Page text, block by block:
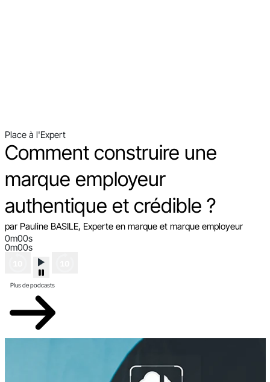
Place à l'Expert
Comment construire une
marque employeur
authentique et crédible ?
par Pauline BASILE, Experte en marque et marque employeur
0m00s
0m00s
Plus de podcasts